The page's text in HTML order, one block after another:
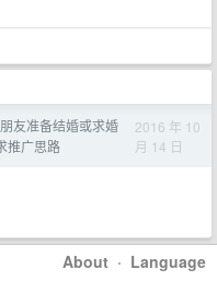
友准备结婚或求婚
推广思路
2016 年 10
月 14 日
About · Language